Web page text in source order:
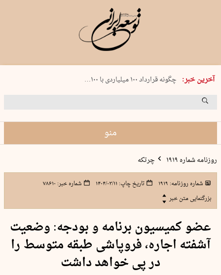
آخرین خبر:
شنبه 17 مرداد 1405 شماره 2244
چگونه قرارداد ۱۰۰ میلیاردی با ۱۰۰…
پنجره‌ای که باز نشد
منو
روزنامه شماره ۱۹۱۹ چرتکه
شماره روزنامه: ۱۹۱۹ تاریخ چاپ: ۱۴۰۴/۰۳/۱۱ شماره خبر: ۷۸۶۱۰
بزرگنمایی متن خبر
عضو کمیسیون برنامه و بودجه: وضعیت
آشفته اجاره، فروپاشی طبقه متوسط را
در پی خواهد داشت